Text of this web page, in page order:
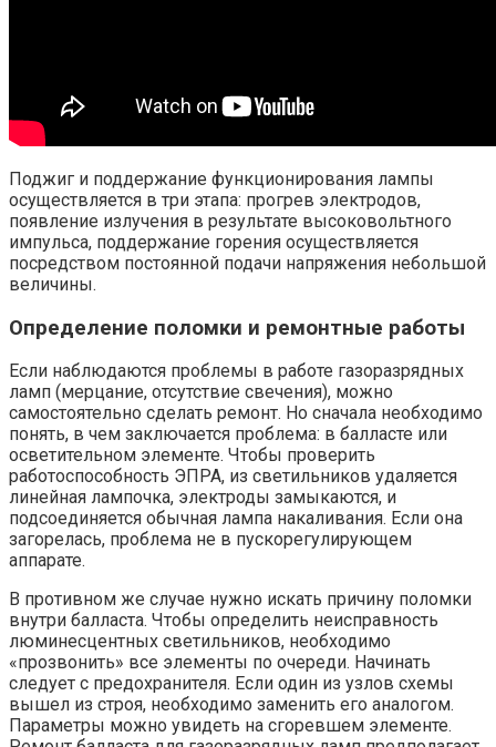
Поджиг и поддержание функционирования лампы
осуществляется в три этапа: прогрев электродов,
появление излучения в результате высоковольтного
импульса, поддержание горения осуществляется
посредством постоянной подачи напряжения небольшой
величины.
Определение поломки и ремонтные работы
Если наблюдаются проблемы в работе газоразрядных
ламп (мерцание, отсутствие свечения), можно
самостоятельно сделать ремонт. Но сначала необходимо
понять, в чем заключается проблема: в балласте или
осветительном элементе. Чтобы проверить
работоспособность ЭПРА, из светильников удаляется
линейная лампочка, электроды замыкаются, и
подсоединяется обычная лампа накаливания. Если она
загорелась, проблема не в пускорегулирующем
аппарате.
В противном же случае нужно искать причину поломки
внутри балласта. Чтобы определить неисправность
люминесцентных светильников, необходимо
«прозвонить» все элементы по очереди. Начинать
следует с предохранителя. Если один из узлов схемы
вышел из строя, необходимо заменить его аналогом.
Параметры можно увидеть на сгоревшем элементе.